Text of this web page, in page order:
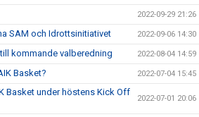
2022-09-29 21:26
SAM och Idrottsinitiativet 2022-09-06 14:30
kommande valberedning 2022-08-04 14:59
Basket? 2022-07-04 15:45
Basket under höstens Kick Off
2022-07-01 20:06